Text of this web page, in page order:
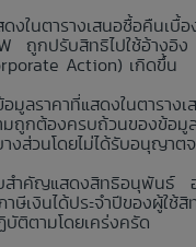
ดงในตารางเสนอซื้อคืนเ
กปรับสิทธิไปใช้อ้างอิง
Action) เกิดขึ้น
มูลราคาที่แสดงในตารา
มถูกต้องครบถ้วนของข้อมู
งส่วนโดยไม่ได้รับอนุญาต
สำคัญแสดงสิทธิอนุพันธ์
าษีเงินได้ประจำปีของผู้
ติตามโดยเคร่งครัด